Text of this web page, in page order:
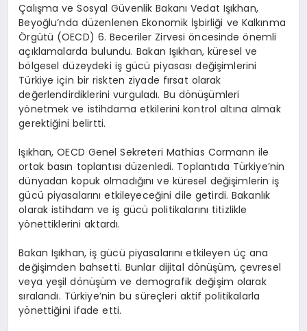
Çalışma ve Sosyal Güvenlik Bakanı Vedat Işıkhan,
Beyoğlu’nda düzenlenen Ekonomik İşbirliği ve Kalkınma
Örgütü (OECD) 6. Beceriler Zirvesi öncesinde önemli
açıklamalarda bulundu. Bakan Işıkhan, küresel ve
bölgesel düzeydeki iş gücü piyasası değişimlerini
Türkiye için bir riskten ziyade fırsat olarak
değerlendirdiklerini vurguladı. Bu dönüşümleri
yönetmek ve istihdama etkilerini kontrol altına almak
gerektiğini belirtti.
Işıkhan, OECD Genel Sekreteri Mathias Cormann ile
ortak basın toplantısı düzenledi. Toplantıda Türkiye’nin
dünyadan kopuk olmadığını ve küresel değişimlerin iş
gücü piyasalarını etkileyeceğini dile getirdi. Bakanlık
olarak istihdam ve iş gücü politikalarını titizlikle
yönettiklerini aktardı.
Bakan Işıkhan, iş gücü piyasalarını etkileyen üç ana
değişimden bahsetti. Bunlar dijital dönüşüm, çevresel
veya yeşil dönüşüm ve demografik değişim olarak
sıralandı. Türkiye’nin bu süreçleri aktif politikalarla
yönettiğini ifade etti.